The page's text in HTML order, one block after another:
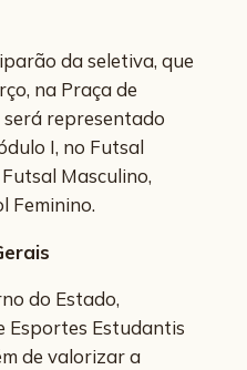
da seletiva, que
na Praça de
será representado
I, no Futsal
Masculino,
Feminino.
do Estado,
Esportes Estudantis
de valorizar a